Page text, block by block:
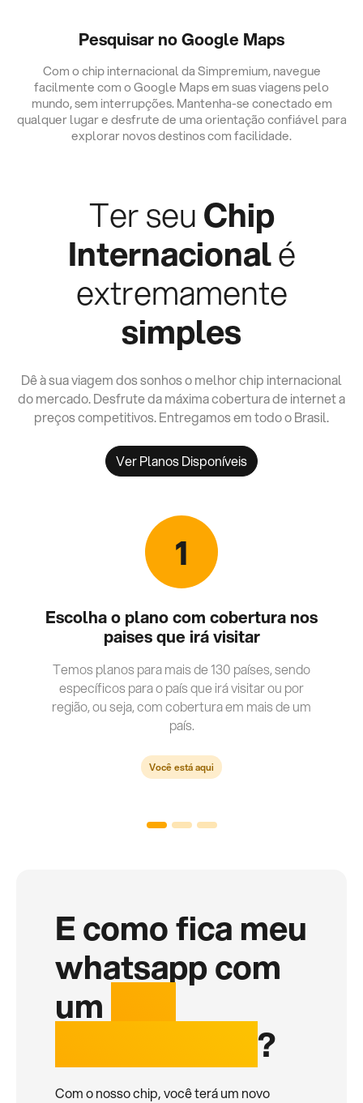
Pesquisar no Google Maps
Com o chip internacional da Simpremium, navegue
facilmente com o Google Maps em suas viagens pelo
mundo, sem interrupções. Mantenha-se conectado em
qualquer lugar e desfrute de uma orientação confiável para
explorar novos destinos com facilidade.
Ter seuChip
Internacionalé
extremamente
simples
Dê à sua viagem dos sonhos o melhor chip internacional
do mercado. Desfrute da máxima cobertura de internet a
preços competitivos. Entregamos em todo o Brasil.
Ver Planos Disponíveis
1
Escolha o plano com cobertura nos
paises que irá visitar
Temos planos para mais de 130 países, sendo
específicos para o país que irá visitar ou por
região, ou seja, com cobertura em mais de um
país.
Você está aqui
E como fica meu
whatsapp com
um
?
Com o nosso chip, você terá um novo